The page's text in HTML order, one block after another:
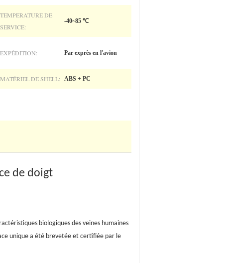
TEMPERATURE DE
SERVICE:
-40~85 ℃
EXPÉDITION: Par exprès en l'avion
MATÉRIEL DE SHELL: ABS + PC
de doigt
biologiques des veines humaines
unique a été brevetée et certifiée par le